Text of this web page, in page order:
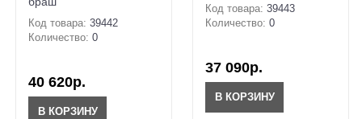
Код товара: 39442
Количество: 0
40 620р.
В КОРЗИНУ
Код товара: 39443
Количество: 0
37 090р.
В КОРЗИНУ